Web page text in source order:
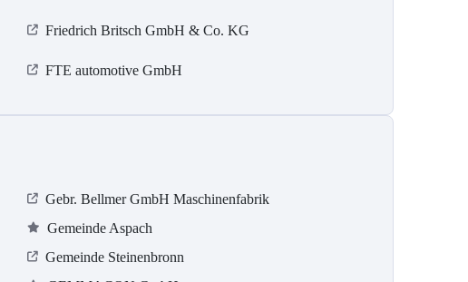
Friedrich Britsch GmbH & Co. KG
FTE automotive GmbH
Gebr. Bellmer GmbH Maschinenfabrik
Gemeinde Aspach
Gemeinde Steinenbronn